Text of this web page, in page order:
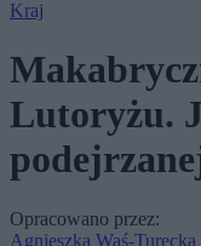
Kraj
Lutoryżu.
Opracowano przez:
Agnieszka Waś-Turecka